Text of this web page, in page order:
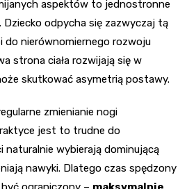
aspektów to jednostronne
Dziecko odpycha się zazwyczaj tą
do nierównomiernego rozwoju
strona ciała rozwijają się w
skutkować asymetrią postawy.
zmienianie nogi
jest to trudne do
naturalnie wybierają dominującą
nawyki. Dlatego czas spędzony